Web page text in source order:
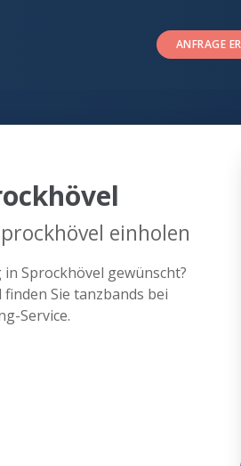
ANFRAGE
einholen
Sprockhövel gewünscht?
Sie tanzbands bei
Service.